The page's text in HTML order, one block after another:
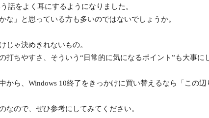
話をよく耳にするようになりました。
な」と思っている方も多いのではないでしょうか。
じゃ決めきれないもの。
ちやすさ、そういう“日常的に気になるポイント”も大事に
から、Windows 10終了をきっかけに買い替えるなら「この
なので、ぜひ参考にしてみてください。